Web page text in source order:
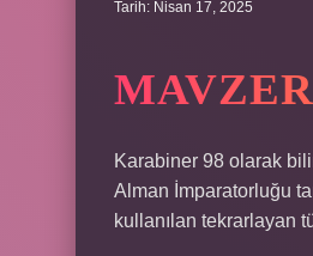
Tarih: Nisan 17, 2025
Karabiner 98 olarak
Alman İmparatorluğu
kullanılan tekrarlayan